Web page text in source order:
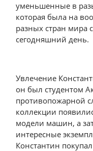
уменьшенные в
которая была на
разных стран мира
сегодняшний день.
Увлечение
он был студентом
противопожарной
коллекции
модели машин, а
интересные
Константин